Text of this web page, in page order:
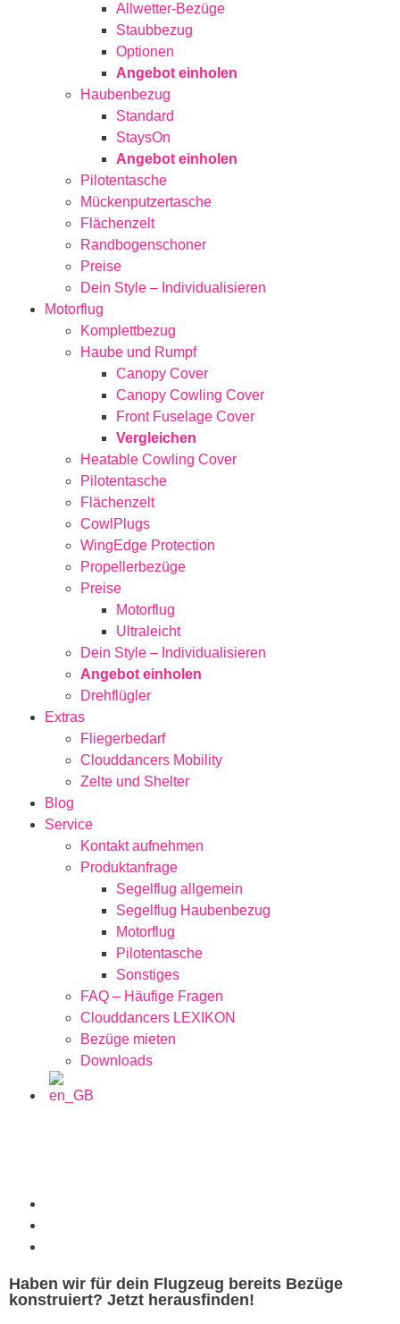
Allwetter-Bezüge
Staubbezug
Optionen
Angebot einholen
Haubenbezug
Standard
StaysOn
Angebot einholen
Pilotentasche
Mückenputzertasche
Flächenzelt
Randbogenschoner
Preise
Dein Style – Individualisieren
Motorflug
Komplettbezug
Haube und Rumpf
Canopy Cover
Canopy Cowling Cover
Front Fuselage Cover
Vergleichen
Heatable Cowling Cover
Pilotentasche
Flächenzelt
CowlPlugs
WingEdge Protection
Propellerbezüge
Preise
Motorflug
Ultraleicht
Dein Style – Individualisieren
Angebot einholen
Drehflügler
Extras
Fliegerbedarf
Clouddancers Mobility
Zelte und Shelter
Blog
Service
Kontakt aufnehmen
Produktanfrage
Segelflug allgemein
Segelflug Haubenbezug
Motorflug
Pilotentasche
Sonstiges
FAQ – Häufige Fragen
Clouddancers LEXIKON
Bezüge mieten
Downloads
Haben wir für dein Flugzeug bereits Bezüge
konstruiert? Jetzt herausfinden!